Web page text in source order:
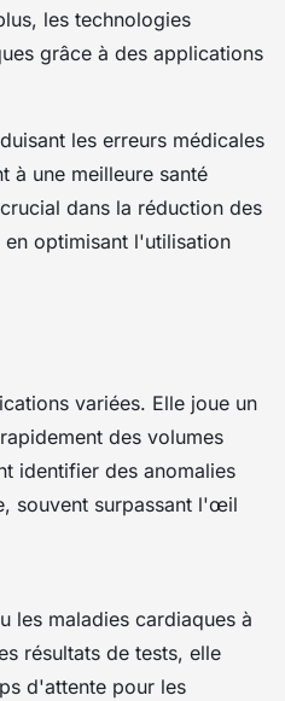
les technologies
grâce à des applications
les erreurs médicales
à une meilleure santé
dans la réduction des
optimisant l'utilisation
variées. Elle joue un
des volumes
identifier des anomalies
souvent surpassant l'œil
les maladies cardiaques à
résultats de tests, elle
d'attente pour les